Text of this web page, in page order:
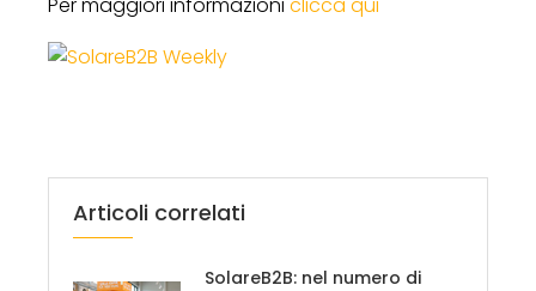
Articoli correlati
SolareB2B: nel numero di